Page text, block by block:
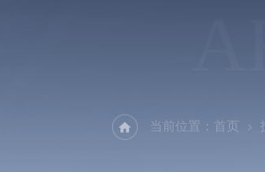
当前位置： 首页